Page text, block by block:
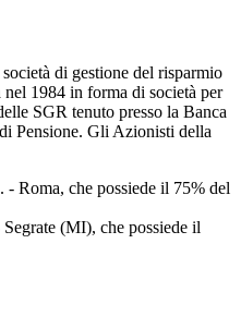
di gestione del risparmio
1984 in forma di società per
SGR tenuto presso la Banca
Pensione. Gli Azionisti della
che possiede il 75% del
(MI), che possiede il